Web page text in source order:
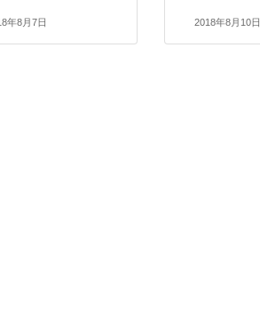
年8月7日 2018年8月10日